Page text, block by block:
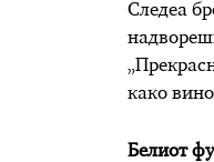
Следеа
како
Белиот